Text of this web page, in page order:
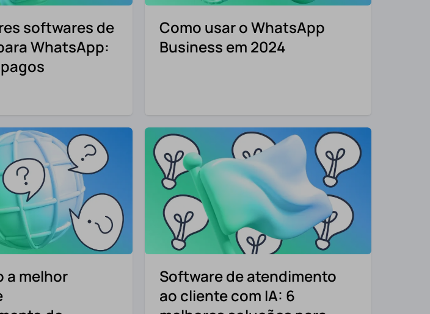
softwares de
WhatsApp:
Como usar o WhatsApp
Business em 2024
a melhor
Software de atendimento
ao cliente com IA: 6